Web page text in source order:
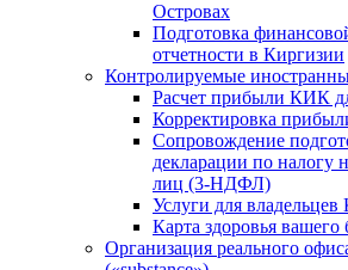
Островах
Подготовка
отчетности в Киргизии
Контролируемые
Расчет прибыли КИК
Корректировка
Сопровождение
декларации по налогу
лиц (3-НДФЛ)
Услуги для
Карта здоровья вашего
Организация реального